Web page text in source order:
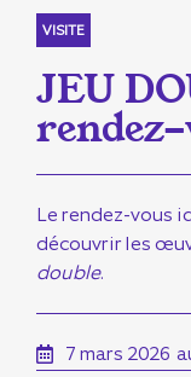
VISITE
JEU
rendez-
Le rendez-vous
découvrir les
double.
7 mars 2026